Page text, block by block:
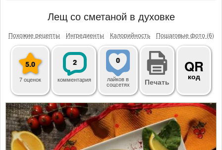
Лещ со сметаной в духовке
Похожие рецепты Ингредиенты Калорийность Пошаговые фото (6)
5.0
7 оценок
2
комментария
0
лайковв
соцсетях Печать
QR
код